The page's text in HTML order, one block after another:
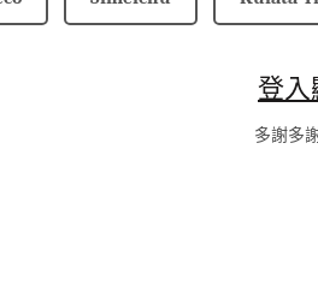
登入
多謝多